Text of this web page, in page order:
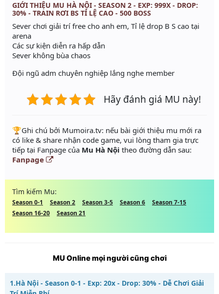
GIỚI THIỆU MU HÀ NỘI - SEASON 2 - EXP: 999X - DROP:
30% - TRAIN RƠI BS TỈ LỆ CAO - 500 BOSS
Sever chơi giải trí free cho anh em, Tỉ lệ drop B S cao tại
arena
Các sự kiện diễn ra hấp dẫn
Sever không bùa chaos
Đội ngũ adm chuyên nghiệp lắng nghe member
Hãy đánh giá MU này!
️🏆Ghi chú bởi Mumoira.tv: nếu bài giới thiệu mu mới ra
có like & share nhận code game, vui lòng tham gia trực
tiếp tại Fanpage của Mu Hà Nội theo đường dẫn sau:
Fanpage
Tìm kiếm Mu:
Season 0-1 Season 2 Season 3-5 Season 6
Season 7-15
Season 16-20
Season 21
MU Online mọi người cũng chơi
1.Hà Nội - Season 0-1 - Exp: 20x - Drop: 30% - Dễ Chơi Giải